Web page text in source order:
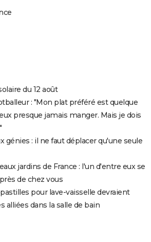
du 12 août
: "Mon plat préféré est quelque
presque jamais manger. Mais je dois
génies : il ne faut déplacer qu'une seule
jardins de France : l'un d'entre eux se
de chez vous
pour lave-vaisselle devraient
alliées dans la salle de bain